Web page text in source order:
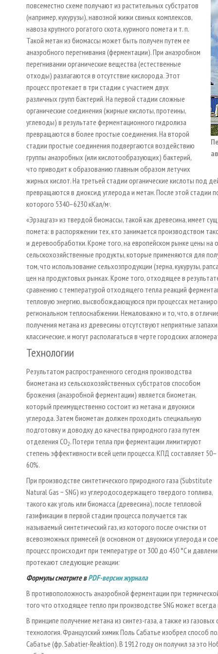
повсеместно схеме получают из растительных субстратов
(например, кукурузы), навозной жижи свиных комплексов,
навоза крупного рогатого скота, куриного помета и т. п.
Такой метан из биомассы может быть получен путем ее
анаэробного перегнивания (ферментации). При анаэробном
перегнивании органические вещества (естественные
отходы) разлагаются в отсутствие кислорода. Этот
процесс протекает в три стадии с участием двух
различных групп бактерий. На первой стадии сложные
органические соединения (жирные кислоты, протеины,
углеводы) в результате ферментационного гидролиза
превращаются в более простые соединения. На второй
стадии простые соединения подвергаются воздействию
группы анаэробных (или кислотообразующих) бактерий,
что приводит к образованию главным образом летучих
жирных кислот. На третьей стадии органические кислоты под
превращаются в диоксид углерода и метан. После этой стадии
которого 5340–6230 кКал/м 3.
«Эрзацгаз» из твердой биомассы, такой как древесина, имеет
помета: в распоряжении тех, кто занимается производством
и деревообработки. Кроме того, на европейском рынке цены
сельскохозяйственные продукты, которые применяются для
том, что использование сельхозпродукции (зерна, кукурузы,
цен на продуктовых рынках. Кроме того, отходящее в
сравнению с температурой отходящего тепла реакций
тепловую энергию, высвобождающуюся при процессах
региональном теплоснабжении. Немаловажно и то, что, в
получения метана из древесины отсутствуют неприятные
классические, и могут располагаться в черте городских
Технологии
Результатом распространенного сегодня производства
биометана из сельскохозяйственных субстратов способом
брожения (анаэробной ферментации) является биометан,
который преимущественно состоит из метана и двуокиси
углерода. Затем биометан должен проходить специальную
подготовку и доводку до качества природного газа путем
отделения CO2. Потери тепла при ферментации лимитируют
степень эффективности всей цепи процесса. КПД составляет 50–
60%.
При производстве синтетического природного газа (Substitute
Natural Gas − SNG) из углеродосодержащего твердого топлива,
такого как уголь или биомасса (древесина), после тепловой
газификации в первой стадии процесса получается так
называемый синтетический газ, из которого после очистки от
всевозможных примесей (в основном от двуокиси углерода и
процесс происходит при температуре от 300 до 450 °C и
протекают следующие реакции:
Формулы смотрите вPDF-версии журнала
В противоположность анаэробной ферментации при
того что отходящее тепло при производстве SNG может всегда
В принципе получение метана из синтез­-газа, а также из
технология. Французский химик Поль Сабатье изобрел способ
Сабатье (фр. Sabatier­-Reaktion). В 1912 году он получил за это